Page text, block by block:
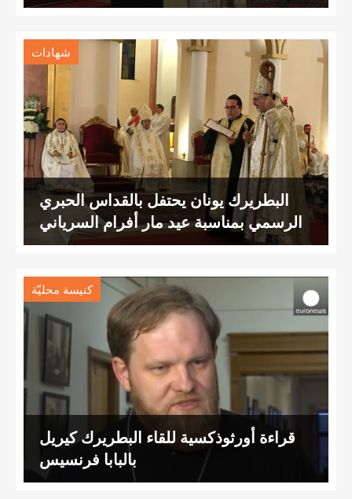
شهادات
البطريرك يونان يحتفل بالقداس الحبري
الرسمي بمناسبة عيد مار أفرام السرياني
كنيسة محليّة
قراءة أورثوذكسية للقاء البطريرك كيريل
بالبابا فرنسيس